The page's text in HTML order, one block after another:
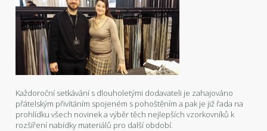
Každoroční setkávání s dlouholetými dodavateli je zahajováno
přátelským přivítáním spojeném s pohoštěním a pak je již řada na
prohlídku všech novinek a výběr těch nejlepších vzorkovníků k
rozšíření nabídky materiálů pro další období.